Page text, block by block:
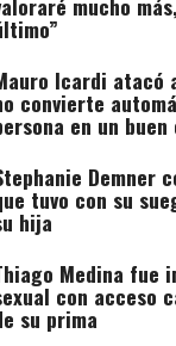
Icardi atacó
convierte
en un buen
Demner
tuvo con su
hija
Medina fue
con acceso
su prima